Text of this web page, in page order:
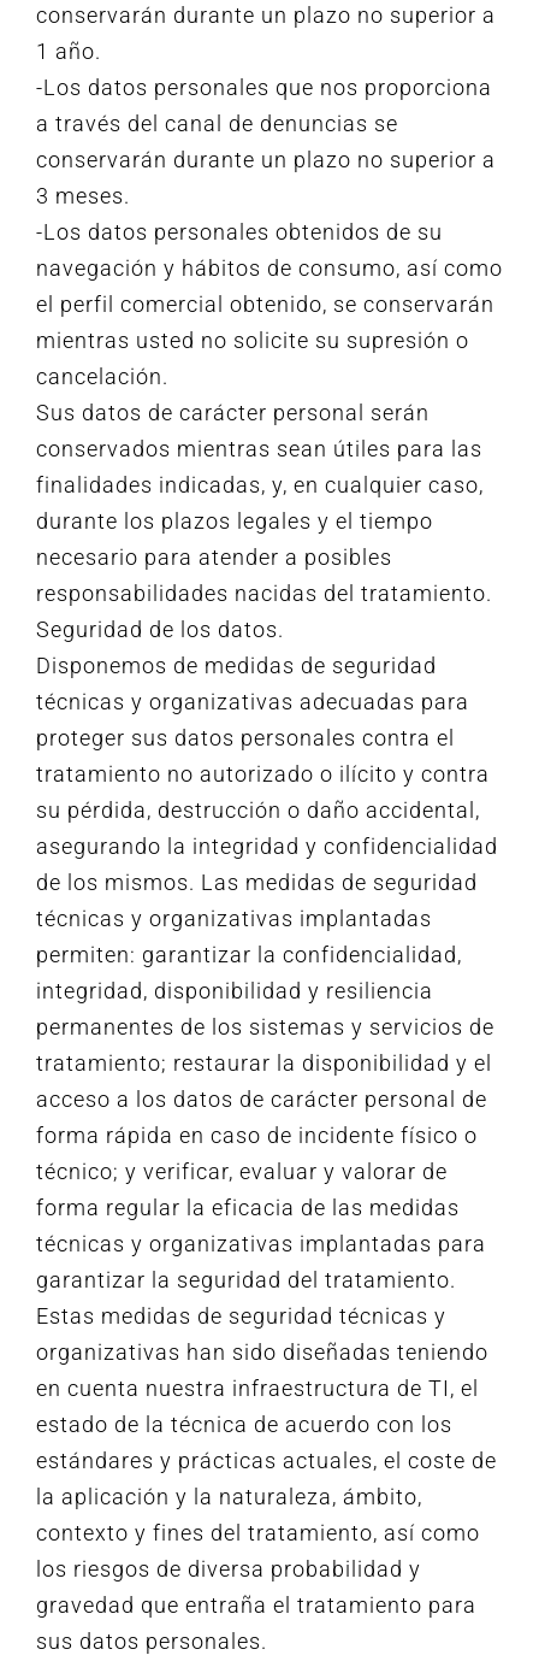
conservarán durante un plazo no superior a
1 año.
-Los datos personales que nos proporciona
a través del canal de denuncias se
conservarán durante un plazo no superior a
3 meses.
-Los datos personales obtenidos de su
navegación y hábitos de consumo, así como
el perfil comercial obtenido, se conservarán
mientras usted no solicite su supresión o
cancelación.
Sus datos de carácter personal serán
conservados mientras sean útiles para las
finalidades indicadas, y, en cualquier caso,
durante los plazos legales y el tiempo
necesario para atender a posibles
responsabilidades nacidas del tratamiento.
Seguridad de los datos.
Disponemos de medidas de seguridad
técnicas y organizativas adecuadas para
proteger sus datos personales contra el
tratamiento no autorizado o ilícito y contra
su pérdida, destrucción o daño accidental,
asegurando la integridad y confidencialidad
de los mismos. Las medidas de seguridad
técnicas y organizativas implantadas
permiten: garantizar la confidencialidad,
integridad, disponibilidad y resiliencia
permanentes de los sistemas y servicios de
tratamiento; restaurar la disponibilidad y el
acceso a los datos de carácter personal de
forma rápida en caso de incidente físico o
técnico; y verificar, evaluar y valorar de
forma regular la eficacia de las medidas
técnicas y organizativas implantadas para
garantizar la seguridad del tratamiento.
Estas medidas de seguridad técnicas y
organizativas han sido diseñadas teniendo
en cuenta nuestra infraestructura de TI, el
estado de la técnica de acuerdo con los
estándares y prácticas actuales, el coste de
la aplicación y la naturaleza, ámbito,
contexto y fines del tratamiento, así como
los riesgos de diversa probabilidad y
gravedad que entraña el tratamiento para
sus datos personales.